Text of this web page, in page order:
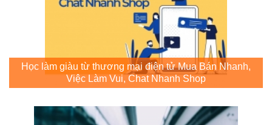
Học làm giàu từ thương mại điện tử Mua Bán Nhanh,
Việc Làm Vui, Chat Nhanh Shop